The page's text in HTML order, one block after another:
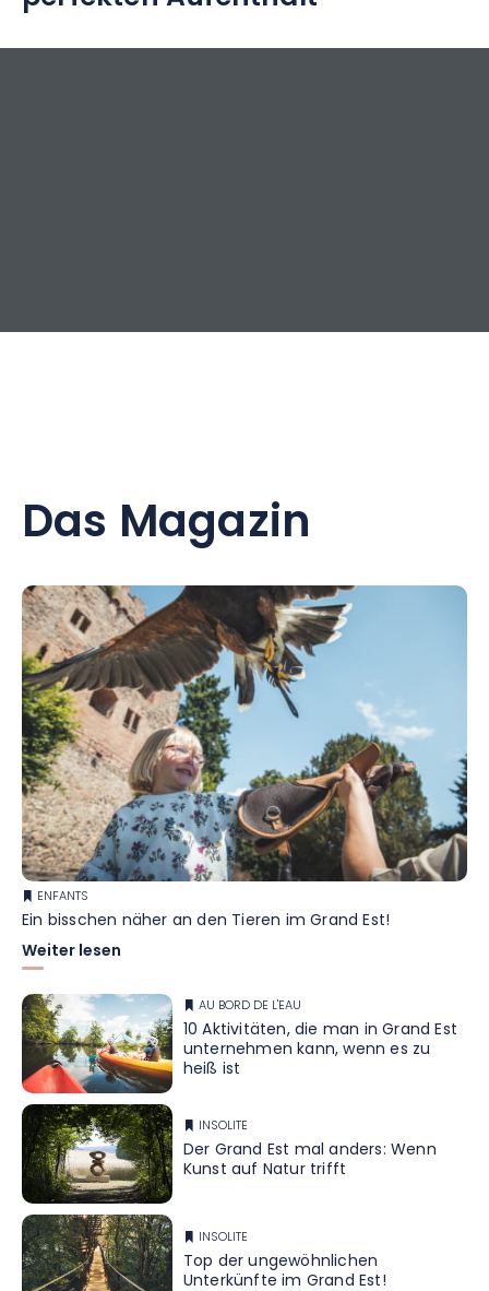
Das Magazin
ENFANTS
Ein bisschen näher an den Tieren im Grand Est!
Weiter lesen
AU BORD DE L'EAU
10 Aktivitäten, die man in Grand Est
unternehmen kann, wenn es zu
heiß ist
INSOLITE
Der Grand Est mal anders: Wenn
Kunst auf Natur trifft
INSOLITE
Top der ungewöhnlichen
Unterkünfte im Grand Est!